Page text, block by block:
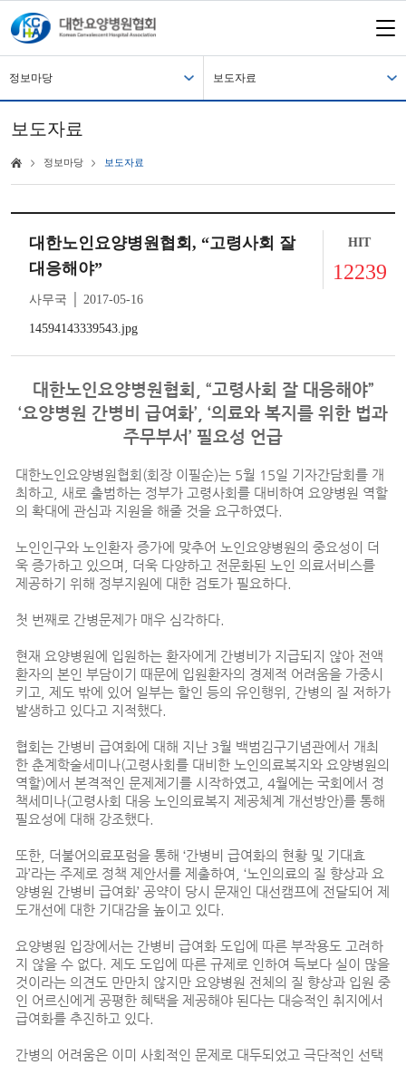
정보마당 보도자료
보도자료
정보마당 보도자료
대한노인요양병원협회, “고령사회 잘
대응해야”
사무국 │ 2017-05-16
14594143339543.jpg
HIT
12239
대한노인요양병원협회, “고령사회 잘 대응해야”
‘요양병원 간병비 급여화’, ‘의료와 복지를 위한 법과
주무부서’ 필요성 언급
대한노인요양병원협회(회장 이필순)는 5월 15일 기자간담회를 개
최하고, 새로 출범하는 정부가 고령사회를 대비하여 요양병원 역할
의 확대에 관심과 지원을 해줄 것을 요구하였다.
노인인구와 노인환자 증가에 맞추어 노인요양병원의 중요성이 더
욱 증가하고 있으며, 더욱 다양하고 전문화된 노인 의료서비스를
제공하기 위해 정부지원에 대한 검토가 필요하다.
첫 번째로 간병문제가 매우 심각하다.
현재 요양병원에 입원하는 환자에게 간병비가 지급되지 않아 전액
환자의 본인 부담이기 때문에 입원환자의 경제적 어려움을 가중시
키고, 제도 밖에 있어 일부는 할인 등의 유인행위, 간병의 질 저하가
발생하고 있다고 지적했다.
협회는 간병비 급여화에 대해 지난 3월 백범김구기념관에서 개최
한 춘계학술세미나(고령사회를 대비한 노인의료복지와 요양병원의
역할)에서 본격적인 문제제기를 시작하였고, 4월에는 국회에서 정
책세미나(고령사회 대응 노인의료복지 제공체계 개선방안)를 통해
필요성에 대해 강조했다.
또한, 더불어의료포럼을 통해 ‘간병비 급여화의 현황 및 기대효
과’라는 주제로 정책 제안서를 제출하여, ‘노인의료의 질 향상과 요
양병원 간병비 급여화’ 공약이 당시 문재인 대선캠프에 전달되어 제
도개선에 대한 기대감을 높이고 있다.
요양병원 입장에서는 간병비 급여화 도입에 따른 부작용도 고려하
지 않을 수 없다. 제도 도입에 따른 규제로 인하여 득보다 실이 많을
것이라는 의견도 만만치 않지만 요양병원 전체의 질 향상과 입원 중
인 어르신에게 공평한 혜택을 제공해야 된다는 대승적인 취지에서
급여화를 추진하고 있다.
간병의 어려움은 이미 사회적인 문제로 대두되었고 극단적인 선택